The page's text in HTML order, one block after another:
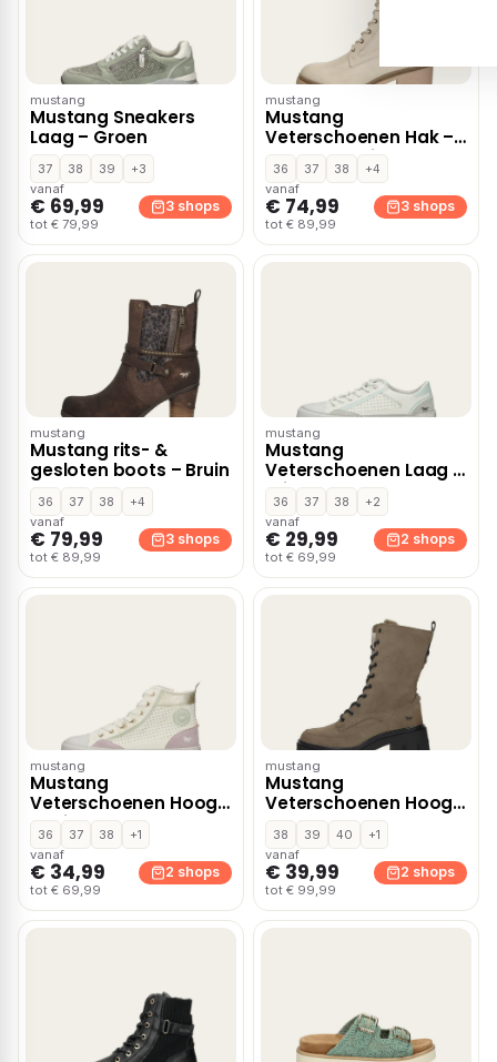
mustang
Mustang Sneakers
Laag – Groen
37 38 39
+3
vanaf
€ 69,99
tot € 79,99
3 shops
mustang
Mustang
Veterschoenen Hak –
Gebroken wit
36 37 38
+4
vanaf
€ 74,99
tot € 89,99
3 shops
mustang
Mustang rits- &
gesloten boots – Bruin
36 37 38
+4
vanaf
€ 79,99
tot € 89,99
3 shops
mustang
Mustang
Veterschoenen Laag –
Wit
36 37 38
+2
vanaf
€ 29,99
tot € 69,99
2 shops
mustang
Mustang
Veterschoenen Hoog
– Wit
36 37 38
+1
vanaf
€ 34,99
tot € 69,99
2 shops
mustang
Mustang
Veterschoenen Hoog
– Taupe
38 39 40
+1
vanaf
€ 39,99
tot € 99,99
2 shops